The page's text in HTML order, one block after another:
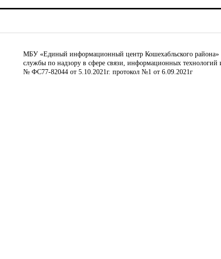
МБУ «Единый информационный центр Кошехабльского района»
службы по надзору в сфере связи, информационных
№ ФС77-82044 от 5.10.2021г. протокол №1 от 6.09.2021г